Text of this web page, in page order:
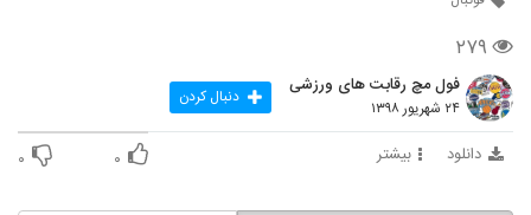
۲۷۹
فول مچ رقابت های ورزشی
۲۴ شهریور ۱۳۹۸ دنبال کردن
دانلود بیشتر ۰ ۰